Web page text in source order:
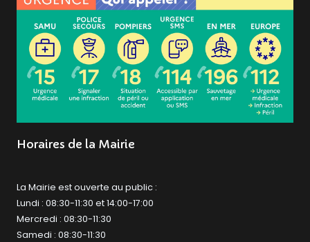
Horaires de la Mairie
La Mairie est ouverte au public :
Lundi : 08:30-11:30 et 14:00-17:00
Mercredi : 08:30-11:30
Samedi : 08:30-11:30